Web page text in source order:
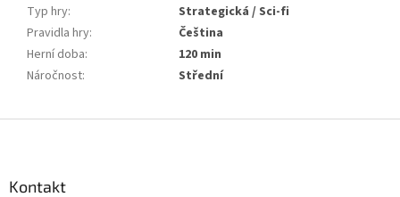
Typ hry:
Strategická / Sci-fi
Pravidla hry:
Čeština
Herní doba:
120 min
Náročnost: Střední
Kontakt